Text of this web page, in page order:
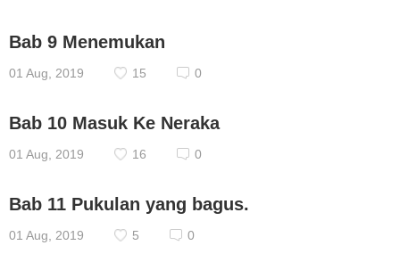
Bab 9 Menemukan
01 Aug, 2019 15 0
Bab 10 Masuk Ke Neraka
01 Aug, 2019 16 0
Bab 11 Pukulan yang bagus.
01 Aug, 2019 5 0